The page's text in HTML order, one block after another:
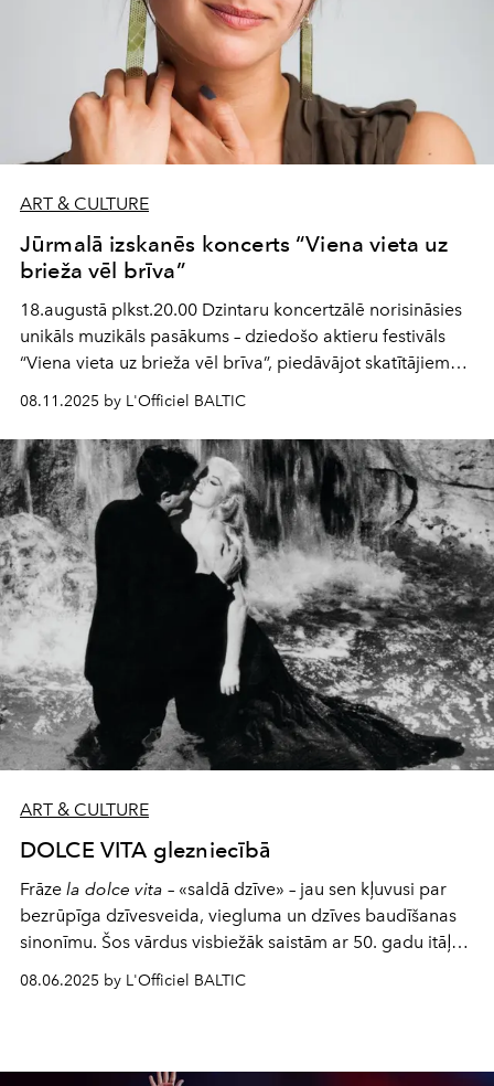
ART & CULTURE
Jūrmalā izskanēs koncerts “Viena vieta uz
brieža vēl brīva”
18.augustā plkst.20.00 Dzintaru koncertzālē norisināsies
unikāls muzikāls pasākums – dziedošo aktieru festivāls
“Viena vieta uz brieža vēl brīva”, piedāvājot skatītājiem
dziedošo aktieru izpildījumā.
08.11.2025 by L'Officiel BALTIC
ART & CULTURE
DOLCE VITA glezniecībā
Frāze la dolce vita – «saldā dzīve» – jau sen kļuvusi par
bezrūpīga dzīvesveida, viegluma un dzīves baudīšanas
sinonīmu. Šos vārdus visbiežāk saistām ar 50. gadu itāļu
burvību un izbauda viens otra klātbūtni. Taču
iecienītajās apaļīgo formu līnijās un Karavadžo varoņu
08.06.2025 by L'Officiel BALTIC